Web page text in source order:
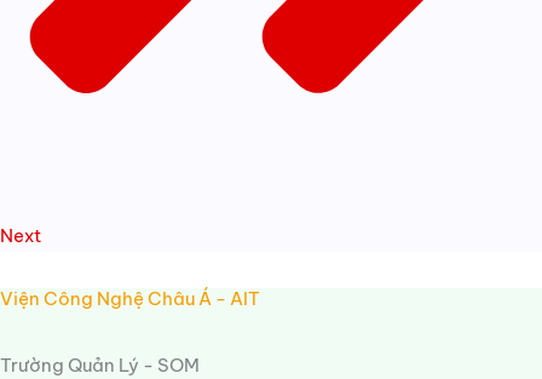
Next
Viện Công Nghệ Châu Á - AIT
Trường Quản Lý - SOM